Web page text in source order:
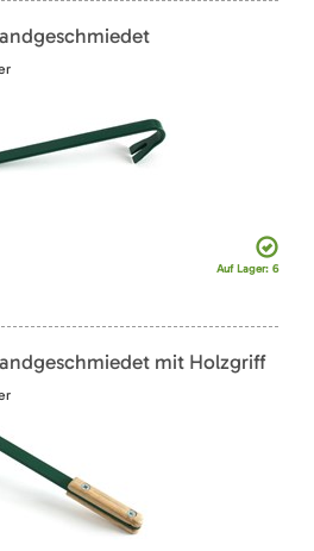
Auf Lager: 6
mit Holzgriff